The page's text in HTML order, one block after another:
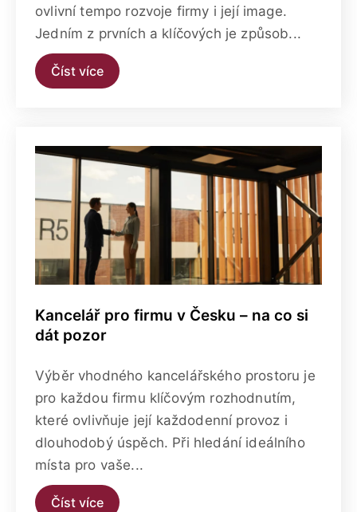
ovlivní tempo rozvoje firmy i její image.
Jedním z prvních a klíčových je způsob...
Číst více
Kancelář pro firmu v Česku – na co si
dát pozor
Výběr vhodného kancelářského prostoru je
pro každou firmu klíčovým rozhodnutím,
které ovlivňuje její každodenní provoz i
dlouhodobý úspěch. Při hledání ideálního
místa pro vaše...
Číst více